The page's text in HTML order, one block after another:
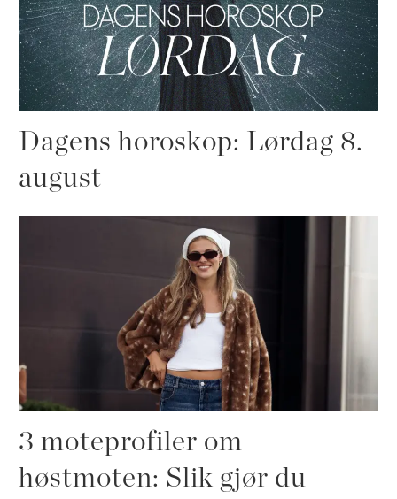
Dagens horoskop: Lørdag 8.
august
3 moteprofiler om
høstmoten: Slik gjør du